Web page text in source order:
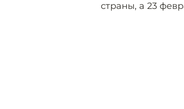
страны, а 23